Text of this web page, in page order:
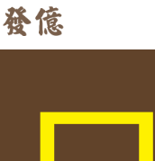
發億金庫｜台灣 40 年
發億金庫（仁浦科技）
床頭櫃 Lx系列
床頭櫃 Lx系列 拂曉星辰縱